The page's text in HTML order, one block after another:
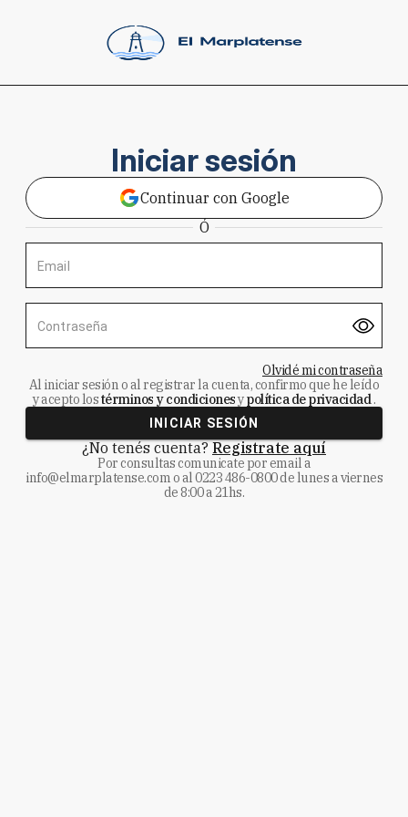
Iniciar sesión
Continuar con Google
Ó
Email
Contraseña
Olvidé mi contraseña
Al iniciar sesión o al registrar la cuenta, confirmo que he leído
y acepto lostérminos y condicionesypolítica de privacidad.
INICIAR SESIÓN
¿No tenés cuenta? Registrate aquí
Por consultas comunicate por email a
info@elmarplatense.como al0223 486-0800de lunes a viernes
de 8:00 a 21hs.